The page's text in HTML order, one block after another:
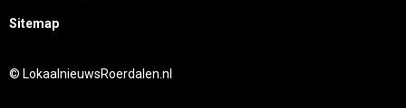
Sitemap
© LokaalnieuwsRoerdalen.nl